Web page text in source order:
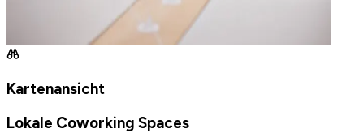
Kartenansicht
Lokale Coworking Spaces